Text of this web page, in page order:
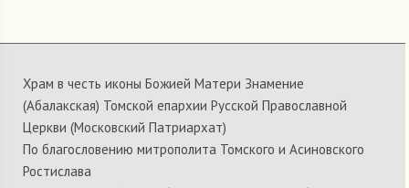
Храм в честь иконы Божией Матери Знамение
(Абалакская) Томской епархии Русской Православной
Церкви (Московский Патриархат)
По благословению митрополита Томского и Асиновского
Ростислава